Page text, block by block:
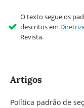
O texto segue os
descritos em
Revista.
Artigos
Política padrão de